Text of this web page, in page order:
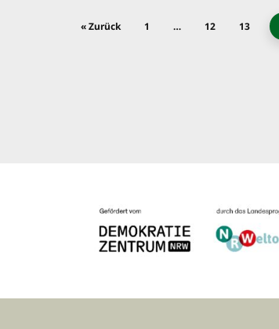
« Zurück 1 … 12 13